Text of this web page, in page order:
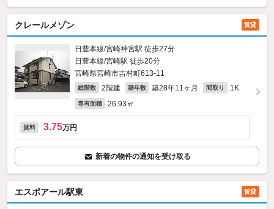
クレールメゾン 賃貸
日豊本線/宮崎神宮駅 徒歩27分
日豊本線/宮崎駅 徒歩20分
宮崎県宮崎市吉村町613‐11
総階数 2階建 築年数 築28年11ヶ月 間取り 1K
専有面積 26.93㎡
賃料 3.75万円
新着の物件の通知を受け取る
エスポアール駅東 賃貸